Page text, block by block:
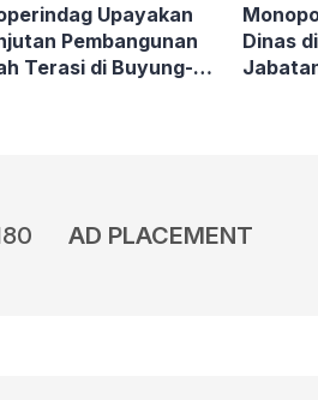
Upayakan
Pembangunan
Terasi di Buyung-
Dinas
AD PLACEMENT